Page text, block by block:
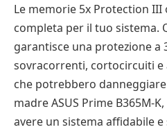
Le memorie 5x Protection
completa per il tuo sistema.
garantisce una protezione a
sovracorrenti, cortocircuiti
che potrebbero danneggiare
madre ASUS Prime B365M-
avere un sistema affidabile e